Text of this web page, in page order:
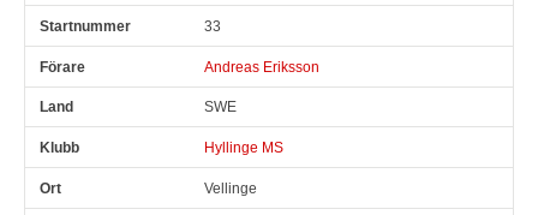
33
Andreas Eriksson
SWE
Hyllinge MS
Vellinge